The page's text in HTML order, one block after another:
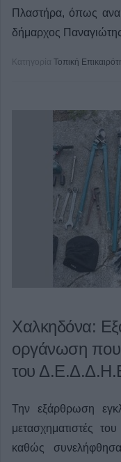
Πλαστήρα, όπως
δήμαρχος
Κατηγορία Τοπική
Χαλκηδόνα:
οργάνωση που
του
Την εξάρθρωση
μετασχηματιστές
καθώς